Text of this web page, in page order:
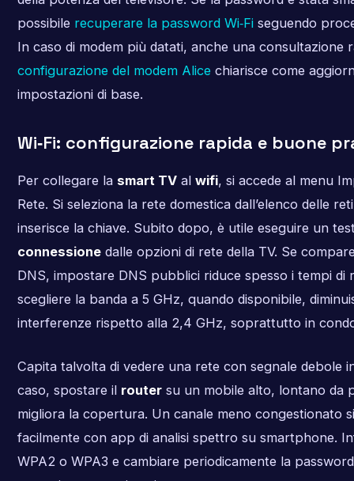
possibile recuperare la password Wi‑Fiseguendo
In caso di modem più datati, anche una consultazione
configurazione del modem Alice chiarisce come
impostazioni di base.
Wi‑Fi: configurazione rapida e buone
Per collegare la smart TVal wifi, si accede al menu
Rete. Si seleziona la rete domestica dall’elenco delle
inserisce la chiave. Subito dopo, è utile eseguire un
connessionedalle opzioni di rete della TV. Se
DNS, impostare DNS pubblici riduce spesso i tempi di
scegliere la banda a 5 GHz, quando disponibile,
interferenze rispetto alla 2,4 GHz, soprattutto in
Capita talvolta di vedere una rete con segnale debole
caso, spostare il routersu un mobile alto, lontano da
migliora la copertura. Un canale meno congestionato
facilmente con app di analisi spettro su smartphone.
WPA2 o WPA3 e cambiare periodicamente la